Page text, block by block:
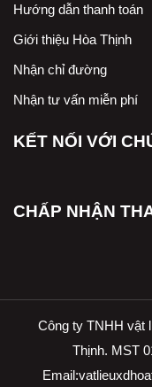
Hướng dẫn thanh toán
Giới thiệu Hòa Thịnh
Nhận chỉ đường
Nhận tư vấn miễn phí
KẾT NỐI VỚI
CHẤP NHẬN
Công ty TNHH vật
Thịnh. MST
Email: